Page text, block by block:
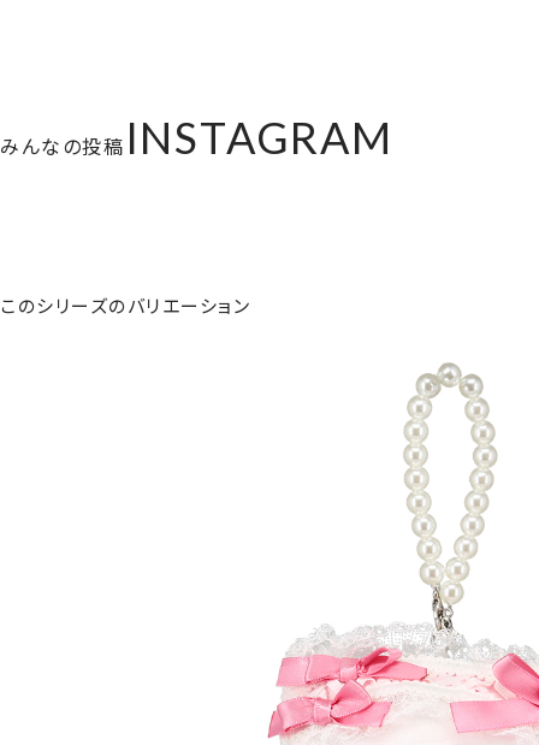
みんなの投稿 INSTAGRAM
このシリーズのバリエーション